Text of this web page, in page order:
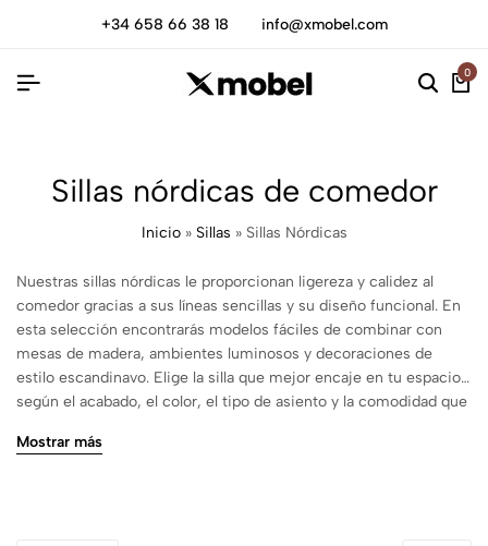
+34 658 66 38 18 info@xmobel.com
0
Sillas nórdicas de comedor
Inicio» Sillas » Sillas Nórdicas
Nuestras sillas nórdicas le proporcionan ligereza y calidez al
comedor gracias a sus líneas sencillas y su diseño funcional. En
esta selección encontrarás modelos fáciles de combinar con
mesas de madera, ambientes luminosos y decoraciones de
estilo escandinavo. Elige la silla que mejor encaje en tu espacio
según el acabado, el color, el tipo de asiento y la comodidad que
Mostrar más